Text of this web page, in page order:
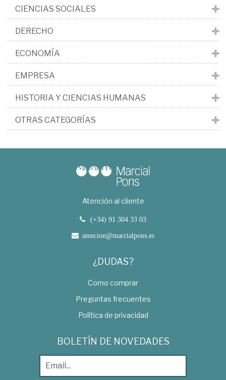
CIENCIAS SOCIALES
DERECHO
ECONOMÍA
EMPRESA
HISTORIA Y CIENCIAS HUMANAS
OTRAS CATEGORÍAS
Atención al cliente
(+34) 91 304 33 03
atencion@marcialpons.es
¿DUDAS?
Como comprar
Preguntas frecuentes
Política de privacidad
BOLETÍN DE NOVEDADES